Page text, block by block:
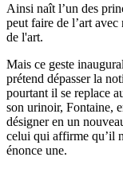
Ainsi naît l’un des
peut faire de l’art
de l'art.
Mais ce geste
prétend dépasser la
pourtant il se replace
son urinoir, Fontaine,
désigner en un
celui qui affirme qu’il
énonce une.